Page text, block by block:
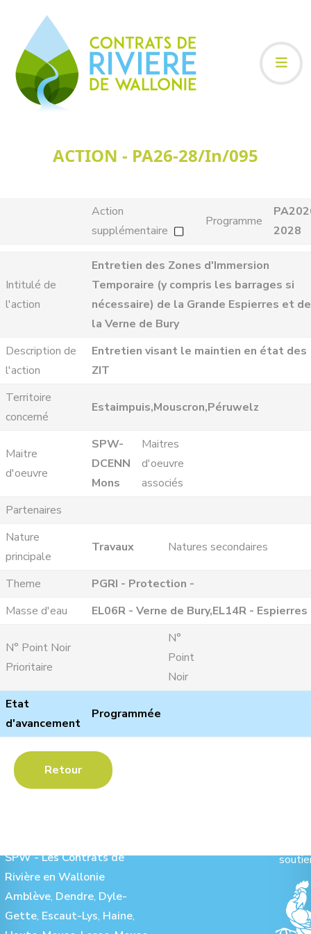
ACTION - PA26-28/In/095
Action
supplémentaire
Programme
2028
Intitulé de
l'action
Entretien des Zones d'Immersion
Temporaire (y compris les barrages si
nécessaire) de la Grande Espierres et de
la Verne de Bury
Description de
l'action
Entretien visant le maintien en état des
ZIT
Territoire
concerné
Estaimpuis,Mouscron,Péruwelz
Maitre
d'oeuvre
SPW-
DCENN
Mons
Maitres
d'oeuvre
associés
Partenaires
Nature
principale
Travaux Natures secondaires
Theme
PGRI - Protection -
Masse d'eau
EL06R - Verne de Bury,EL14R - Espierres
N° Point Noir
Prioritaire
N°
Point
Noir
Etat
d'avancement
Programmée
Retour
SPW - Les Contrats de
Rivière en Wallonie
Amblève, Dendre, Dyle-
Gette, Escaut-Lys, Haine,